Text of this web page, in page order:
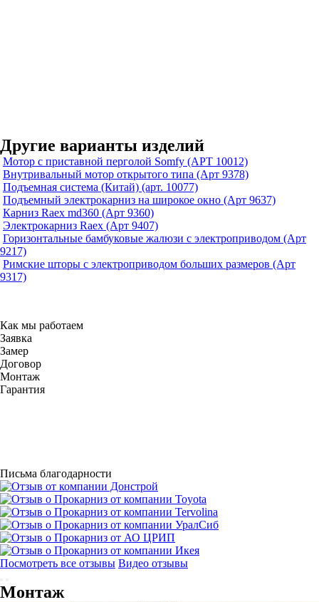
Другие варианты изделий
Мотор с приставной перголой Somfy (АРТ 10012)
Внутривальный мотор открытого типа (Арт 9378)
Подъемная система (Китай) (арт. 10077)
Подъемный электрокарниз на широкое окно (Арт 9637)
Карниз Raex md360 (Арт 9360)
Электрокарниз Raex (Арт 9407)
Горизонтальные бамбуковые жалюзи с электроприводом (Арт
9217)
Римские шторы с электроприводом больших размеров (Арт
9317)
Как мы работаем
Заявка
Замер
Договор
Монтаж
Гарантия
Письма благодарности
Посмотреть все отзывы Видео отзывы
Монтаж